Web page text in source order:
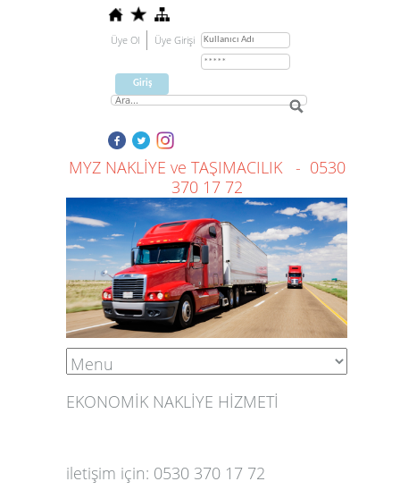
Üye Ol Üye Girişi
MYZ NAKLİYE ve TAŞIMACILIK - 0530
370 17 72
EKONOMİK NAKLİYE HİZMETİ
iletişim için: 0530 370 17 72